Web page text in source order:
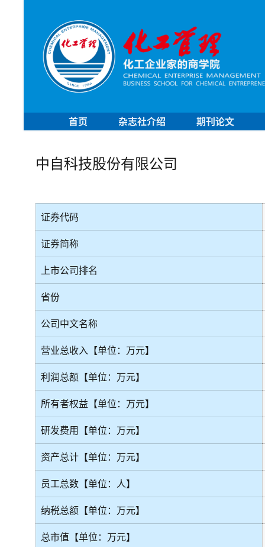
首页 杂志社介绍 期刊论文
中自科技股份有限公司
证券代码
证券简称
上市公司排名
省份
公司中文名称
营业总收入【单位：万元】
利润总额【单位：万元】
所有者权益【单位：万元】
研发费用【单位：万元】
资产总计【单位：万元】
员工总数【单位：人】
纳税总额【单位：万元】
总市值【单位：万元】